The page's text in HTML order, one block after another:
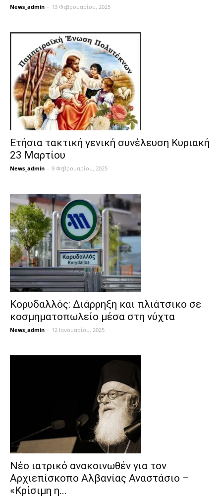
News_admin - 13 Φεβρουαρίου, 2025
Ετήσια τακτική γενική συνέλευση Κυριακή
23 Μαρτίου
News_admin - 9 Φεβρουαρίου, 2025
Κορυδαλλός: Διάρρηξη και πλιάτσικο σε
κοσμηματοπωλείο μέσα στη νύχτα
News_admin - 12 Ιανουαρίου, 2025
Νέο ιατρικό ανακοινωθέν για τον
Αρχιεπίσκοπο Αλβανίας Αναστάσιο –
«Κρίσιμη η...